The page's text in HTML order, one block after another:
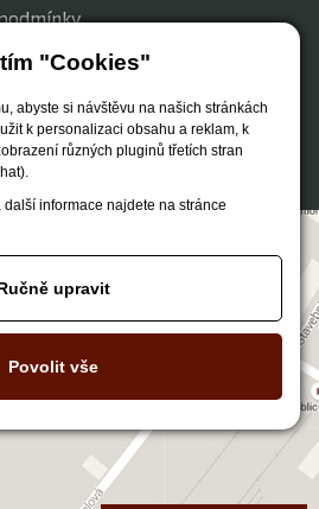
"Cookies"
abyste si návštěvu na našich stránkách
k personalizaci obsahu a reklam, k
různých pluginů třetích stran
informace najdete na stránce
upravit
Povolit vše
řád